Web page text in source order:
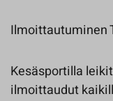
Ilmoittautuminen
Kesäsportilla
ilmoittaudut